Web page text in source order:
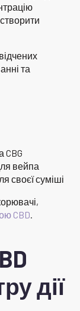
та
CBG
вейпа
своєї суміші
CBD.
дії